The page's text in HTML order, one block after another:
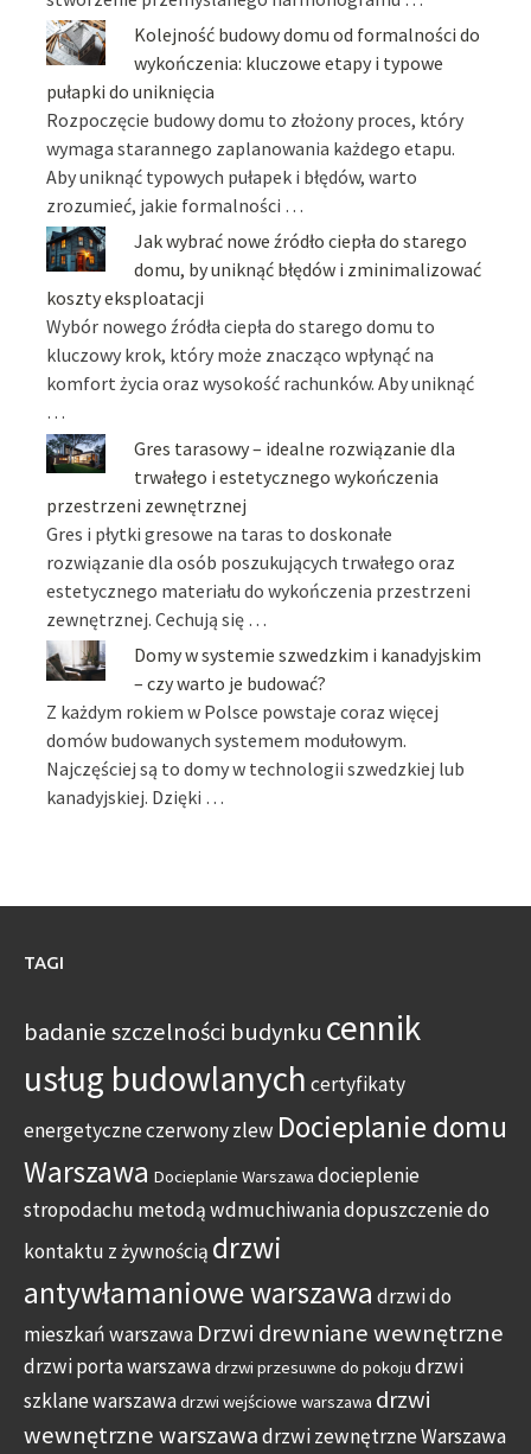
Kolejność budowy domu od formalności do
wykończenia: kluczowe etapy i typowe
pułapki do uniknięcia
Rozpoczęcie budowy domu to złożony proces, który
wymaga starannego zaplanowania każdego etapu.
Aby uniknąć typowych pułapek i błędów, warto
zrozumieć, jakie formalności …
Jak wybrać nowe źródło ciepła do starego
domu, by uniknąć błędów i zminimalizować
koszty eksploatacji
Wybór nowego źródła ciepła do starego domu to
kluczowy krok, który może znacząco wpłynąć na
komfort życia oraz wysokość rachunków. Aby uniknąć
…
Gres tarasowy – idealne rozwiązanie dla
trwałego i estetycznego wykończenia
przestrzeni zewnętrznej
Gres i płytki gresowe na taras to doskonałe
rozwiązanie dla osób poszukujących trwałego oraz
estetycznego materiału do wykończenia przestrzeni
zewnętrznej. Cechują się …
Domy w systemie szwedzkim i kanadyjskim
– czy warto je budować?
Z każdym rokiem w Polsce powstaje coraz więcej
domów budowanych systemem modułowym.
Najczęściej są to domy w technologii szwedzkiej lub
kanadyjskiej. Dzięki …
TAGI
badanie szczelności budynku cennik
usług budowlanych certyfikaty
energetyczneczerwony zlew Docieplanie domu
Warszawa Docieplanie Warszawa docieplenie
stropodachu metodą wdmuchiwaniadopuszczenie do
kontaktu z żywnością drzwi
antywłamaniowe warszawa drzwi do
mieszkań warszawa Drzwi drewniane wewnętrzne
drzwi porta warszawadrzwi przesuwne do pokoju drzwi
szklane warszawadrzwi wejściowe warszawa drzwi
wewnętrzne warszawadrzwi zewnętrzne Warszawa